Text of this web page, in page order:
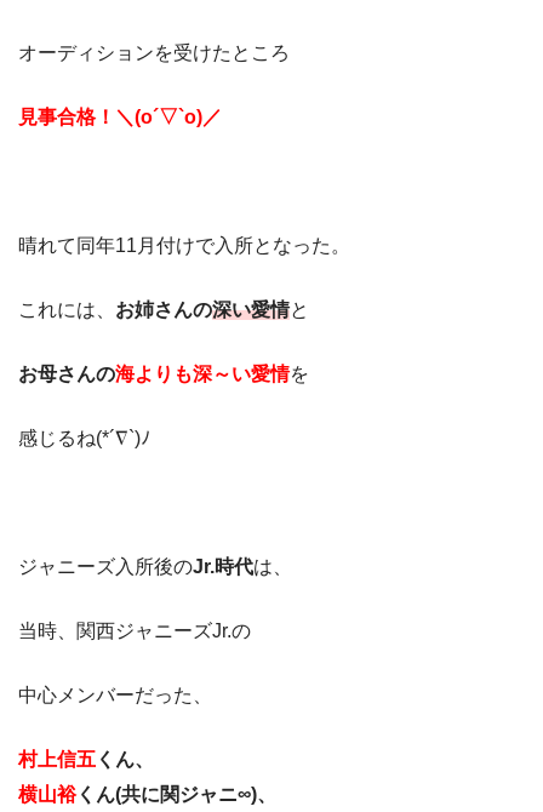
オーディションを受けたところ
見事合格！＼(o´▽`o)／
晴れて同年11月付けで入所となった。
これには、 お姉さんの深い愛情と
お母さんの海よりも深～い愛情を
感じるね(*´∇`)ﾉ
ジャニーズ入所後のJr.時代は、
当時、関西ジャニーズJr.の
中心メンバーだった、
村上信五 くん、
横山裕くん(共に関ジャニ∞)、